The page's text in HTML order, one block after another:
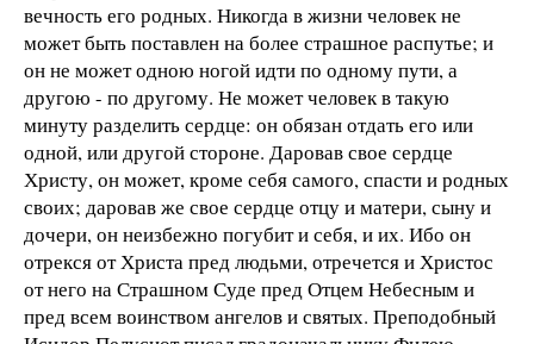
вечность его родных. Никогда в жизни человек не
может быть поставлен на более страшное распутье; и
он не может одною ногой идти по одному пути, а
другою - по другому. Не может человек в такую
минуту разделить сердце: он обязан отдать его или
одной, или другой стороне. Даровав свое сердце
Христу, он может, кроме себя самого, спасти и родных
своих; даровав же свое сердце отцу и матери, сыну и
дочери, он неизбежно погубит и себя, и их. Ибо он
отрекся от Христа пред людьми, отречется и Христос
от него на Страшном Суде пред Отцем Небесным и
пред всем воинством ангелов и святых. Преподобный